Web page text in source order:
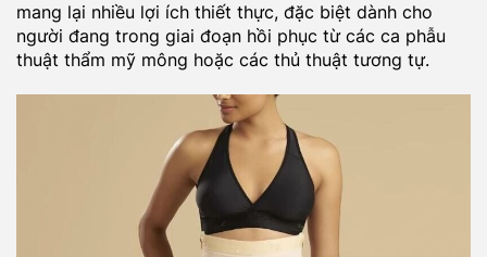
mang lại nhiều lợi ích thiết thực, đặc biệt dành cho
người đang trong giai đoạn hồi phục từ các ca phẫu
thuật thẩm mỹ mông hoặc các thủ thuật tương tự.